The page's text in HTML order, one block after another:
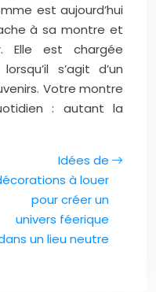
est aujourd’hui
à sa montre et
Elle est chargée
s’agit d’un
Votre montre
: autant la
Idées de
à louer
pour créer un
univers féerique
un lieu neutre